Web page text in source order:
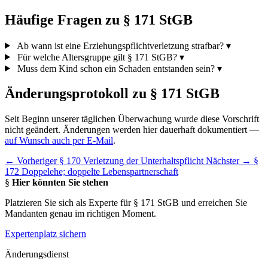
Häufige Fragen zu § 171 StGB
Ab wann ist eine Erziehungspflichtverletzung strafbar? ▾
Für welche Altersgruppe gilt § 171 StGB? ▾
Muss dem Kind schon ein Schaden entstanden sein? ▾
Änderungsprotokoll zu § 171 StGB
Seit Beginn unserer täglichen Überwachung wurde diese Vorschrift
nicht geändert. Änderungen werden hier dauerhaft dokumentiert —
auf Wunsch auch per E-Mail.
← Vorheriger § 170 Verletzung der Unterhaltspflicht Nächster → §
172 Doppelehe; doppelte Lebenspartnerschaft
§ Hier könnten Sie stehen
Platzieren Sie sich als Experte für § 171 StGB und erreichen Sie
Mandanten genau im richtigen Moment.
Expertenplatz sichern
Änderungsdienst